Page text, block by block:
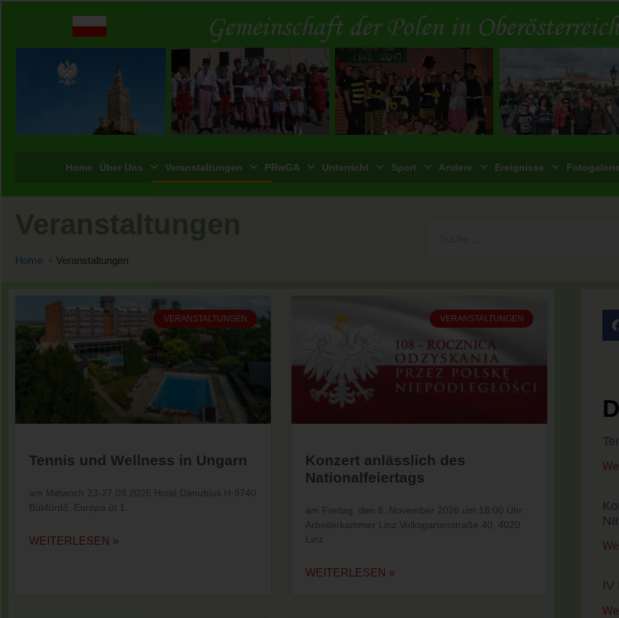
Home Über Uns Veranstaltungen PRwGA Unterricht Sport Andere Ereignisse Fotogalerie
Veranstaltungen
Home Veranstaltungen
VERANSTALTUNGEN
Tennis und Wellness in Ungarn
am Mittwoch 23-27.09.2026 Hotel Danubius H-9740
Bükfürdő, Európa út 1.
WEITERLESEN »
VERANSTALTUNGEN
Konzert anlässlich des
Nationalfeiertags
am Freitag, den 6. November 2026 um 18:00 Uhr
Arbeiterkammer Linz Volksgartenstraße 40, 4020
Linz
WEITERLESEN »
IV